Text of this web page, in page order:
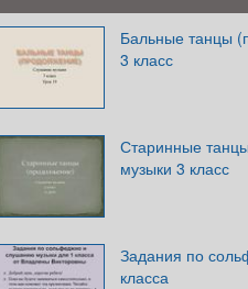
Бальные танцы
3 класс
Старинные
музыки 3 класс
Задания по
класса